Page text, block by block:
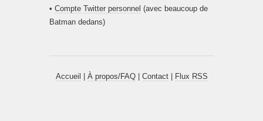
• Compte Twitter personnel (avec beaucoup de
Batman dedans)
Accueil À propos/FAQ| Contact| Flux RSS